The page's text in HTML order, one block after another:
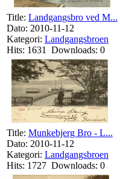
Title: Landgangsbro ved M...
Dato: 2010-11-12
Kategori: Landgangsbroen
Hits: 1631 Downloads: 0
Title: Munkebjerg Bro - L...
Dato: 2010-11-12
Kategori: Landgangsbroen
Hits: 1727 Downloads: 0